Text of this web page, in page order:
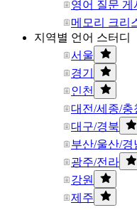
영어 질문 게
메모리 크리
지역별 언어 스터디
서울
경기
인천
대전/세종/충
대구/경북
부산/울산/경
광주/전라
강원
제주